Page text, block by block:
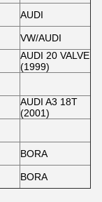
AUDI
VW/AUDI
AUDI 20 VALVE
(1999)
AUDI A3 18T
(2001)
BORA
BORA